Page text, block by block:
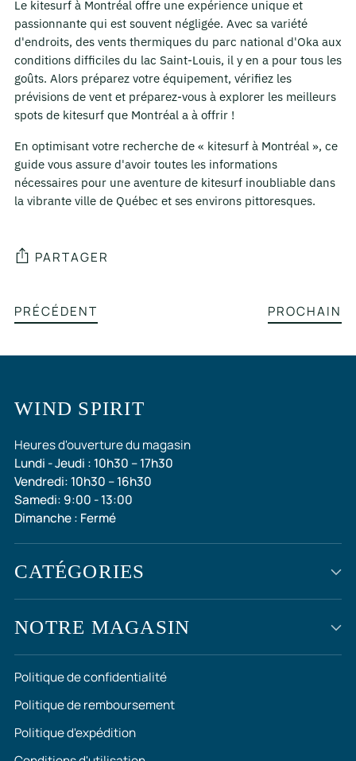
Le kitesurf à Montréal offre une expérience unique et
passionnante qui est souvent négligée. Avec sa variété
d'endroits, des vents thermiques du parc national d'Oka aux
conditions difficiles du lac Saint-Louis, il y en a pour tous les
goûts. Alors préparez votre équipement, vérifiez les
prévisions de vent et préparez-vous à explorer les meilleurs
spots de kitesurf que Montréal a à offrir !
En optimisant votre recherche de « kitesurf à Montréal », ce
guide vous assure d'avoir toutes les informations
nécessaires pour une aventure de kitesurf inoubliable dans
la vibrante ville de Québec et ses environs pittoresques.
PARTAGER
PRÉCÉDENT PROCHAIN
WIND SPIRIT
Heures d'ouverture du magasin
Lundi - Jeudi : 10h30 – 17h30
Vendredi: 10h30 – 16h30
Samedi: 9:00 - 13:00
Dimanche : Fermé
CATÉGORIES
NOTRE MAGASIN
Politique de confidentialité
Politique de remboursement
Politique d'expédition